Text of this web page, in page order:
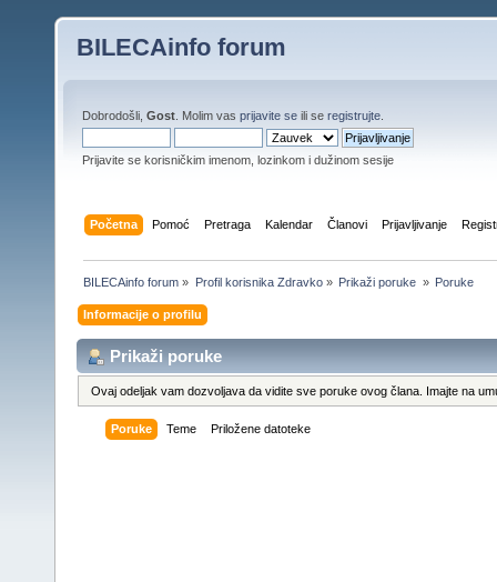
BILECAinfo forum
Dobrodošli, Gost . Molim vas prijavite se ili se registrujte
Prijavite se korisničkim imenom, lozinkom i dužinom sesije
Početna Pomoć Pretraga Kalendar Članovi Prijavljivanje
BILECAinfo forum » Profil korisnika Zdravko» Prikaži poruke » Poruke
Informacije o profilu
Prikaži poruke
Ovaj odeljak vam dozvoljava da vidite sve poruke ovog člana. Imajte na
Poruke Teme Priložene datoteke